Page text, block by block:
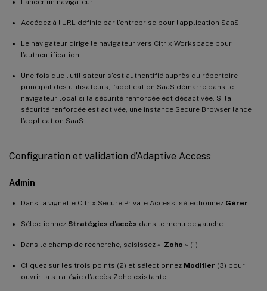
Lancer un navigateur
Accédez à l’URL définie par l’entreprise pour l’application SaaS
Le navigateur dirige le navigateur vers Citrix Workspace pour
l’authentification
Une fois que l’utilisateur s’est authentifié auprès du répertoire
principal des utilisateurs, l’application SaaS démarre dans le
navigateur local si la sécurité renforcée est désactivée. Si la
sécurité renforcée est activée, une instance Secure Browser lance
l’application SaaS
Configuration et validation d’Adaptive Access
Admin
Dans la vignette Citrix Secure Private Access, sélectionnez Gérer
Sélectionnez Stratégies d’accès dans le menu de gauche
Dans le champ de recherche, saisissez « Zoho » (1)
Cliquez sur les trois points (2) et sélectionnez Modifier (3) pour
ouvrir la stratégie d’accès Zoho existante